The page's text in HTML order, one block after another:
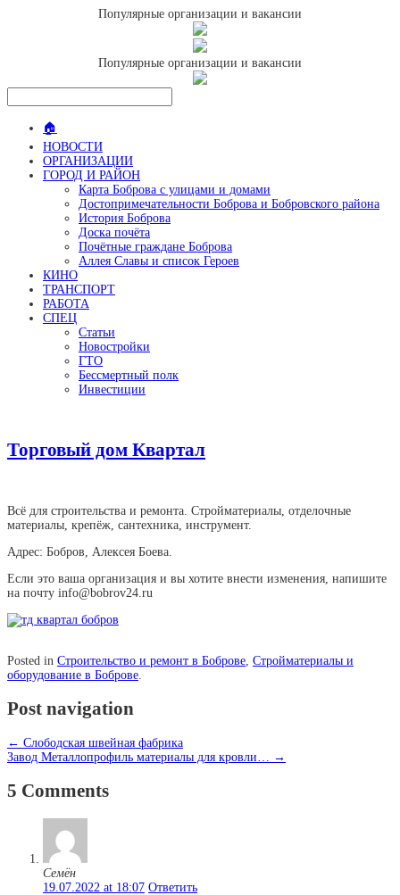
Популярные организации и вакансии
Популярные организации и вакансии
🏠
НОВОСТИ
ОРГАНИЗАЦИИ
ГОРОД И РАЙОН
Карта Боброва с улицами и домами
Достопримечательности Боброва и Бобровского района
История Боброва
Доска почёта
Почётные граждане Боброва
Аллея Славы и список Героев
КИНО
ТРАНСПОРТ
РАБОТА
СПЕЦ
Статьи
Новостройки
ГТО
Бессмертный полк
Инвестиции
Торговый дом Квартал
Всё для строительства и ремонта. Стройматериалы, отделочные
материалы, крепёж, сантехника, инструмент.
Адрес: Бобров, Алексея Боева.
Если это ваша организация и вы хотите внести изменения, напишите
на почту info@bobrov24.ru
Posted in Строительство и ремонт в Боброве Стройматериалы и
оборудование в Боброве
Post navigation
← Слободская швейная фабрика
Завод Металлопрофиль материалы для кровли…
→
5 Comments
Семён
19.07.2022 at 18:07 Ответить